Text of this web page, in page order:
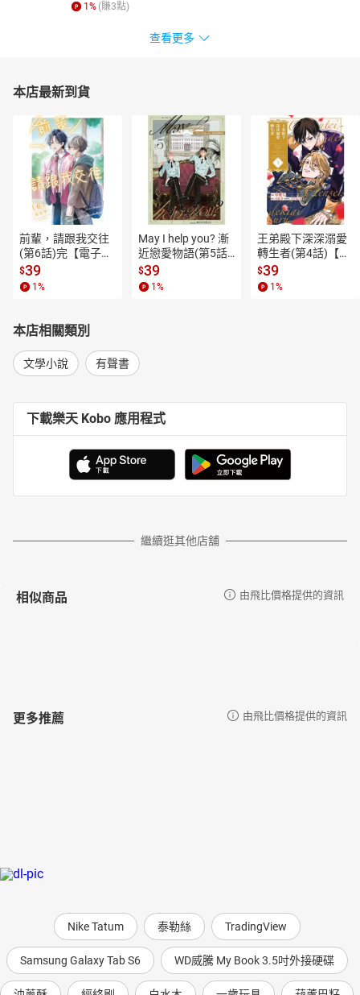
19_ 第十五章 教育星期五
24_ 第二十章 星期五與熊之戰
1 % (賺3點)
查看更多
本店最新到貨
前輩，請跟我交往
(第6話)完【電子
書】
$39
1 %
May I help you? 漸
近戀愛物語(第5話)
【電子書】
$39
1 %
王弟殿下深深溺愛
轉生者(第4話)【電
子書】
$39
1 %
本店相關類別
文學小說 有聲書
下載樂天 Kobo 應用程式
繼續逛其他店舖
相似商品 由飛比價格提供的資訊
更多推薦 由飛比價格提供的資訊
Nike Tatum 泰勒絲 TradingView
Samsung Galaxy Tab S6 WD威騰 My Book 3.5吋外接硬碟